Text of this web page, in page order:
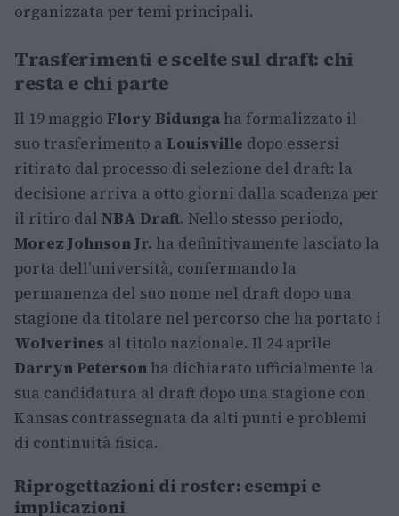
organizzata per temi principali.
Trasferimenti e scelte sul draft: chi
resta e chi parte
Il 19 maggio Flory Bidunga ha formalizzato il
suo trasferimento a Louisville dopo essersi
ritirato dal processo di selezione del draft: la
decisione arriva a otto giorni dalla scadenza per
il ritiro dal NBA Draft. Nello stesso periodo,
Morez Johnson Jr. ha definitivamente lasciato la
porta dell’università, confermando la
permanenza del suo nome nel draft dopo una
stagione da titolare nel percorso che ha portato i
Wolverines al titolo nazionale. Il 24 aprile
Darryn Peterson ha dichiarato ufficialmente la
sua candidatura al draft dopo una stagione con
Kansas contrassegnata da alti punti e problemi
di continuità fisica.
Riprogettazioni di roster: esempi e
implicazioni